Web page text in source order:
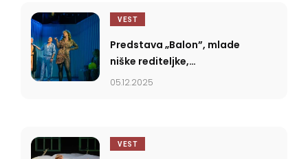
VEST
Predstava „Balon”, mlade
niške rediteljke,
premijerno u Narodnom
05.12.2025
VEST